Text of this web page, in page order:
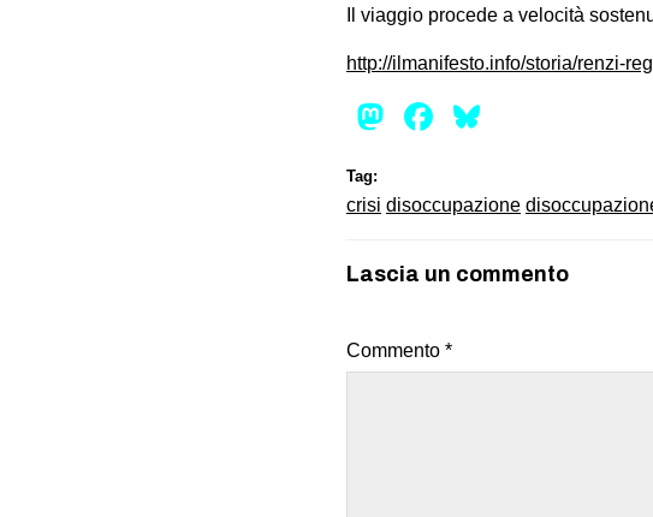
Il viag­gio pro­cede a velo­cità
http://ilmanifesto.info/storia/renzi-
Mastodon
Facebook
Tag:
crisi disoccupazione
Lascia un commento
Commento *